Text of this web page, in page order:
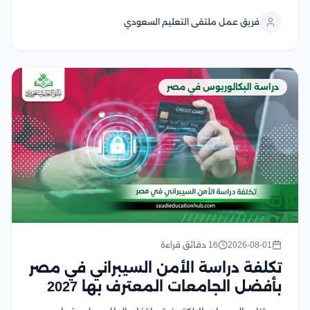
ويشهد هذا التخصص إقبالًا كبير من الطلاب...
فريق عمل ملتقى التعليم السعودي
دراسة البكالوريوس في مصر
2026-08-01 16 دقائق قراءة
تكلفة دراسة الأمن السيبراني في مصر
بأفضل الجامعات المعترف بها 2027